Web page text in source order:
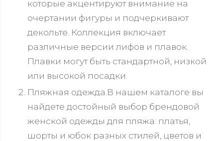
которые акцентируют внимание на
очертании фигуры и подчеркивают
декольте. Коллекция включает
различные версии лифов и плавок.
Плавки могут быть стандартной, низкой
или высокой посадки.
Пляжная одежда.В нашем каталоге вы
найдете достойный выбор брендовой
женской одежды для пляжа: платья,
шорты и юбок разных стилей, цветов и